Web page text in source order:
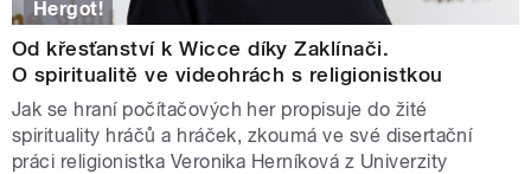
Hergot!
Od křesťanství k Wicce díky Zaklínači.
O spiritualitě ve videohrách s religionistkou
Jak se hraní počítačových her propisuje do žité
spirituality hráčů a hráček, zkoumá ve své disertační
práci religionistka Veronika Herníková z Univerzity